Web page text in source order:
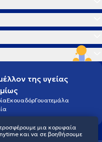
της υγείας
ΕκουαδόρΓουατεμάλα
μια κορυφαία
και να σε βοηθήσουμε